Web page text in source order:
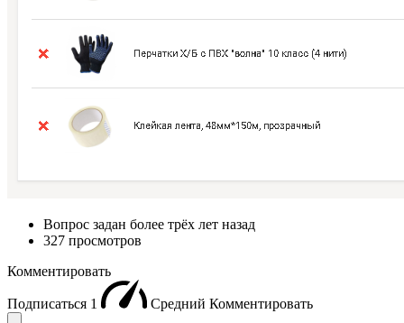
Вопрос задан более трёх лет назад
327 просмотров
Комментировать
Подписаться 1 Средний Комментировать